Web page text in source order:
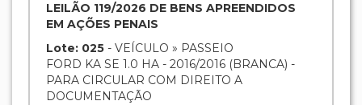
LEILÃO 119/2026 DE BENS APREENDIDOS
EM AÇÕES PENAIS
Lote: 025 - VEÍCULO » PASSEIO
FORD KA SE 1.0 HA - 2016/2016 (BRANCA) -
PARA CIRCULAR COM DIREITO A
DOCUMENTAÇÃO